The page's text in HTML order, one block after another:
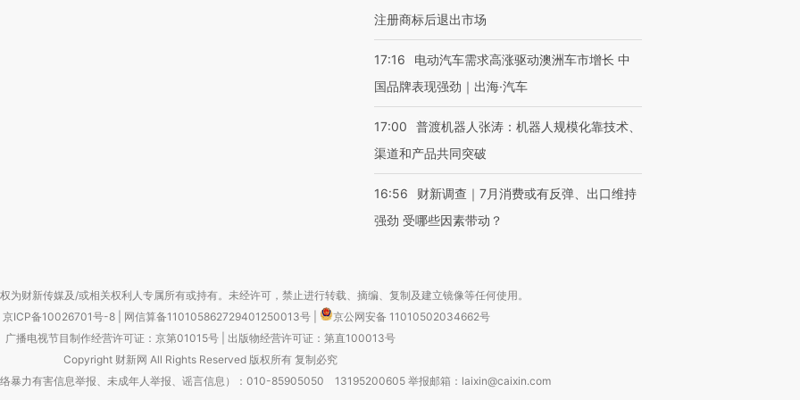
注册商标后退出市场
17:16
电动汽车需求高涨驱动澳洲车市增长 中
国品牌表现强劲｜出海·汽车
17:00
普渡机器人张涛：机器人规模化靠技术、
渠道和产品共同突破
16:56
财新调查｜7月消费或有反弹、出口维持
强劲 受哪些因素带动？
为财新传媒及/或相关权利人专属所有或持有。未经许可，禁止进行转载、摘编、复制及建立镜像等任何使用。
京ICP备10026701号-8
网信算备110105862729401250013号
京公网安备 11010502034662号
广播电视节目制作经营许可证：京第01015号| 出版物经营许可证：第直100013号
Copyright 财新网 All Rights Reserved 版权所有 复制必究
暴力有害信息举报、未成年人举报、谣言信息）：010-85905050 13195200605 举报邮箱：laixin@caixin.com